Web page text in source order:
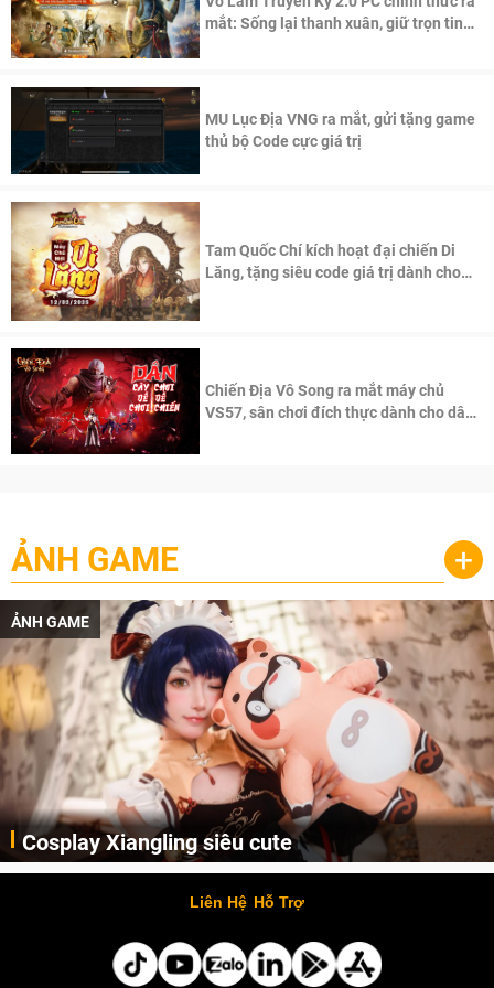
mắt: Sống lại thanh xuân, giữ trọn tinh
MU Lục Địa VNG ra mắt, gửi tặng game
thủ bộ Code cực giá trị
Tam Quốc Chí kích hoạt đại chiến Di
Lăng, tặng siêu code giá trị dành cho
Chiến Địa Vô Song ra mắt máy chủ
VS57, sân chơi đích thực dành cho dân
ẢNH GAME +
ẢNH GAME
Cosplay Xiangling siêu cute
Cùng thưởng thức những hình ảnh cosplay Xiangling trong Genshin Impact siêu dễ thương của người dùng Weibo "阿包也是兔娘"
Liên Hệ Hỗ Trợ